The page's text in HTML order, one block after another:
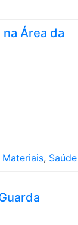
Área da
Materiais, Saúde